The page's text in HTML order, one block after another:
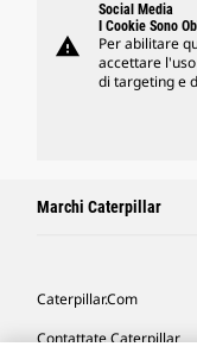
warning
Social Media
I Cookie Sono
Per abilitare
accettare
di targeting e
Marchi Caterpillar
Caterpillar.com
Contattate Caterpillar